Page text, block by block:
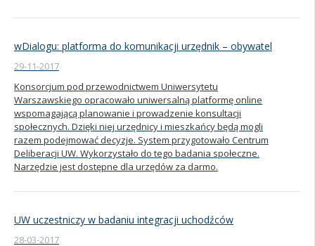
wDialogu: platforma do komunikacji urzędnik – obywatel
29-11-2017
Konsorcjum pod przewodnictwem Uniwersytetu
Warszawskiego opracowało uniwersalną platformę online
wspomagającą planowanie i prowadzenie konsultacji
społecznych. Dzięki niej urzędnicy i mieszkańcy będą mogli
razem podejmować decyzje. System przygotowało Centrum
Deliberacji UW. Wykorzystało do tego badania społeczne.
Narzędzie jest dostępne dla urzędów za darmo.
UW uczestniczy w badaniu integracji uchodźców
28-03-2017